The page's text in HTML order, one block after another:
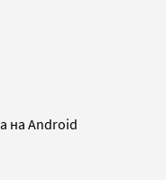
на Android